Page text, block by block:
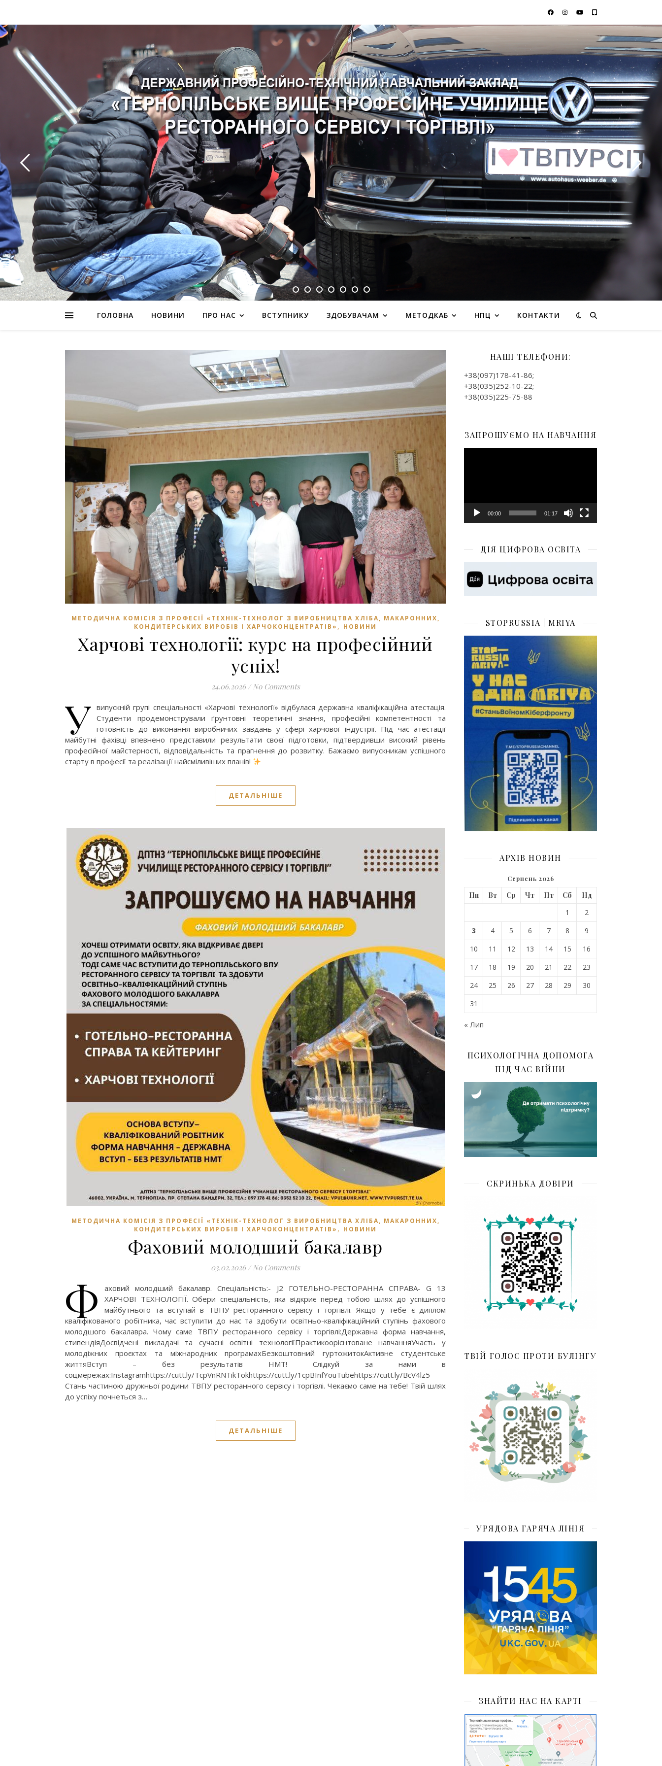
ГОЛОВНА НОВИНИ ПРО НАС ВСТУПНИКУ ЗДОБУВАЧАМ МЕТОДКАБ НПЦ КОНТАКТИ
МЕТОДИЧНА КОМІСІЯ З ПРОФЕСІЇ «ТЕХНІК-ТЕХНОЛОГ З ВИРОБНИЦТВА ХЛІБА, МАКАРОННИХ,
КОНДИТЕРСЬКИХ ВИРОБІВ І ХАРЧОКОНЦЕНТРАТІВ» , НОВИНИ
Харчові технології: курс на професійний
успіх!
24.06.2026 / No Comments
У випускній групі спеціальності «Харчові технології» відбулася державна кваліфікаційна атестація.
Студенти продемонстрували ґрунтовні теоретичні знання, професійні компетентності та
готовність до виконання виробничих завдань у сфері харчової індустрії. Під час атестації
майбутні фахівці впевнено представили результати своєї підготовки, підтвердивши високий рівень
професійної майстерності, відповідальність та прагнення до розвитку. Бажаємо випускникам успішного
старту в професії та реалізації найсміливіших планів!
ДЕТАЛЬНІШЕ
МЕТОДИЧНА КОМІСІЯ З ПРОФЕСІЇ «ТЕХНІК-ТЕХНОЛОГ З ВИРОБНИЦТВА ХЛІБА, МАКАРОННИХ,
КОНДИТЕРСЬКИХ ВИРОБІВ І ХАРЧОКОНЦЕНТРАТІВ» , НОВИНИ
Фаховий молодший бакалавр
03.02.2026 / No Comments
Ф
аховий молодший бакалавр. Спеціальність:- J2 ГОТЕЛЬНО-РЕСТОРАННА СПРАВА- G 13
ХАРЧОВІ ТЕХНОЛОГІЇ. Обери спеціальність, яка відкриє перед тобою шлях до успішного
майбутнього та вступай в ТВПУ ресторанного сервісу і торгівлі. Якщо у тебе є диплом
кваліфікованого робітника, час вступити до нас та здобути освітньо-кваліфікаційний ступінь фахового
молодшого бакалавра. Чому саме ТВПУ ресторанного сервісу і торгівлі:Державна форма навчання,
стипендіяДосвідчені викладачі та сучасні освітні технологіїПрактикоорієнтоване навчанняУчасть у
молодіжних проєктах та міжнародних програмахБезкоштовний гуртожитокАктивне студентське
життяВступ – без результатів НМТ! Слідкуй за нами в
соцмережах:Instagramhttps://cutt.ly/TcpVnRNTikTokhttps://cutt.ly/1cpBInfYouTubehttps://cutt.ly/BcV4lz5
Стань частиною дружньої родини ТВПУ ресторанного сервісу і торгівлі. Чекаємо саме на тебе! Твій шлях
до успіху почнеться з…
ДЕТАЛЬНІШЕ
НАШІ ТЕЛЕФОНИ:
+38(097)178-41-86;
+38(035)252-10-22;
+38(035)225-75-88
ЗАПРОШУЄМО НА НАВЧАННЯ
00:00 01:17
ДІЯ ЦИФРОВА ОСВІТА
STOPRUSSIA | MRIYA
АРХІВ НОВИН
Серпень 2026
Пн Вт Ср Чт Пт Сб
Нд
1
2
3
4 5 6 7 8
9
10
11 12 13 14 15
16
17
18 19 20 21 22
23
24
25 26 27 28 29
30
31
« Лип
ПСИХОЛОГІЧНА ДОПОМОГА
ПІД ЧАС ВІЙНИ
СКРИНЬКА ДОВІРИ
ТВІЙ ГОЛОС ПРОТИ БУЛІНГУ
УРЯДОВА ГАРЯЧА ЛІНІЯ
ЗНАЙТИ НАС НА КАРТІ